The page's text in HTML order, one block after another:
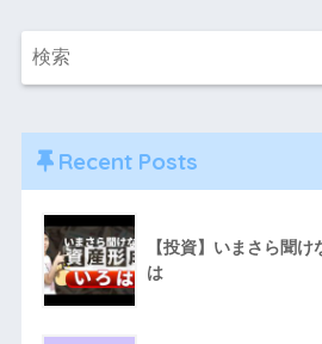
Recent Posts
【投資】いまさら聞
は